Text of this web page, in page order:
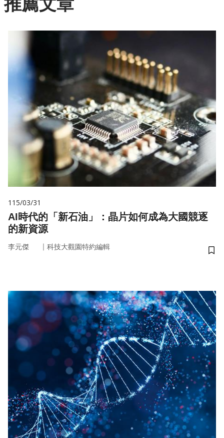
115/03/31
AI時代的「新石油」：晶片如何成為大國競逐
的新資源
李元傑 ｜ 科技大觀園特約編輯
儲